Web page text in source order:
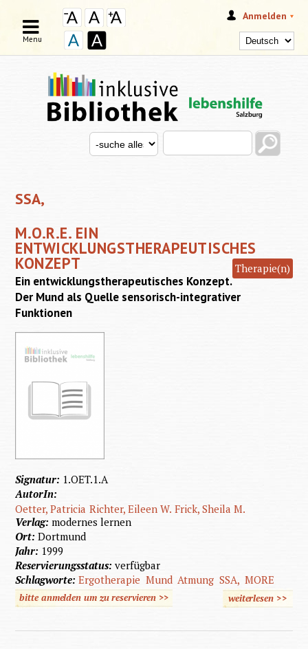
Anmelden
SUCHFORMULAR
Search this site
Search for
Menu
SSA,
M.O.R.E. EIN
ENTWICKLUNGSTHERAPEUTISCHES
KONZEPT Therapie(n)
Ein entwicklungstherapeutisches Konzept.
Der Mund als Quelle sensorisch-integrativer
Funktionen
Signatur: 1.OET.1.A
AutorIn:
Oetter, Patricia Richter, Eileen W. Frick, Sheila M.
Verlag:modernes lernen
Ort:Dortmund
Jahr: 1999
Reservierungsstatus:verfügbar
Schlagworte:Ergotherapie Mund Atmung SSA, MORE
bitte anmelden um zu reservieren >> weiterlesen>>